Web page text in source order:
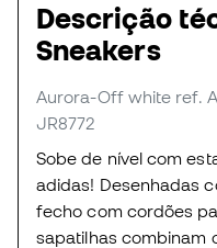
Descrição
Sneakers
Aurora-Off white ref.
JR8772
Sobe de nível com
adidas! Desenhadas
fecho com cordões
sapatilhas combinam